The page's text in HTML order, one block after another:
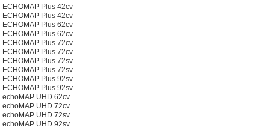
ECHOMAP Plus 42cv
ECHOMAP Plus 42cv
ECHOMAP Plus 62cv
ECHOMAP Plus 62cv
ECHOMAP Plus 72cv
ECHOMAP Plus 72cv
ECHOMAP Plus 72sv
ECHOMAP Plus 72sv
ECHOMAP Plus 92sv
ECHOMAP Plus 92sv
echoMAP UHD 62cv
echoMAP UHD 72cv
echoMAP UHD 72sv
echoMAP UHD 92sv